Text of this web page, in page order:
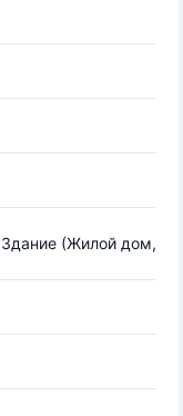
Здание (Жилой дом,